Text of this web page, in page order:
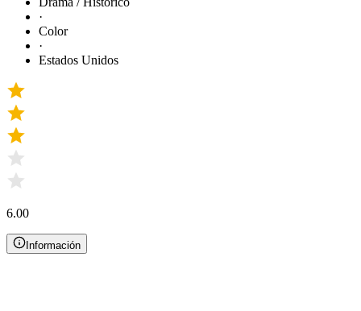
·
Color
·
Estados Unidos
6.00
Información